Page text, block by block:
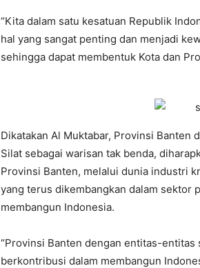
“Kita dalam satu kesatuan Republik
hal yang sangat penting dan menjadi
sehingga dapat membentuk Kota dan
Dikatakan Al Muktabar, Provinsi
Silat sebagai warisan tak benda,
Provinsi Banten, melalui dunia industri
yang terus dikembangkan dalam sektor
membangun Indonesia.
“Provinsi Banten dengan entitas-
berkontribusi dalam membangun